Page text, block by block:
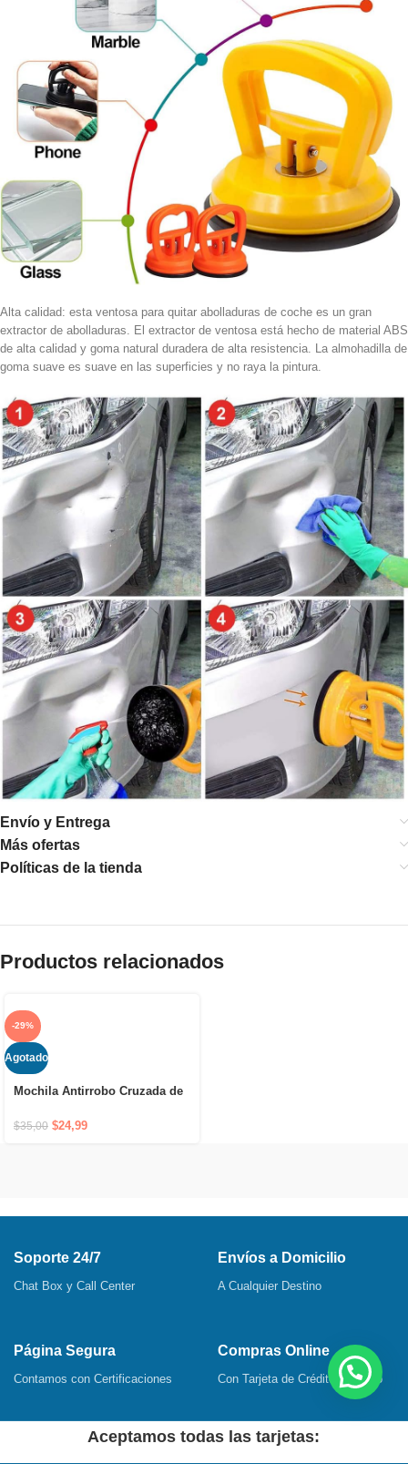
Alta calidad: esta ventosa para quitar abolladuras de coche es un gran
extractor de abolladuras. El extractor de ventosa está hecho de material ABS
de alta calidad y goma natural duradera de alta resistencia. La almohadilla de
goma suave es suave en las superficies y no raya la pintura.
Envío y Entrega
Más ofertas
Políticas de la tienda
Productos relacionados
-29%
Agotado
Mochila Antirrobo Cruzada de
Puerto USB y Cierre Oculto
$35,00 $24,99
Soporte 24/7
Chat Box y Call Center
Envíos a Domicilio
A Cualquier Destino
Página Segura
Contamos con Certificaciones
Compras Online
Con Tarjeta de Crédito o Débito
Aceptamos todas las tarjetas: